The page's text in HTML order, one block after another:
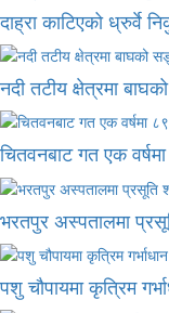
दाह्रा काटिएको ध्रुर्वे
नदी तटीय क्षेत्रमा
चितवनबाट गत एक
भरतपुर अस्पतालमा
पशु चौपायमा कृत्रिम